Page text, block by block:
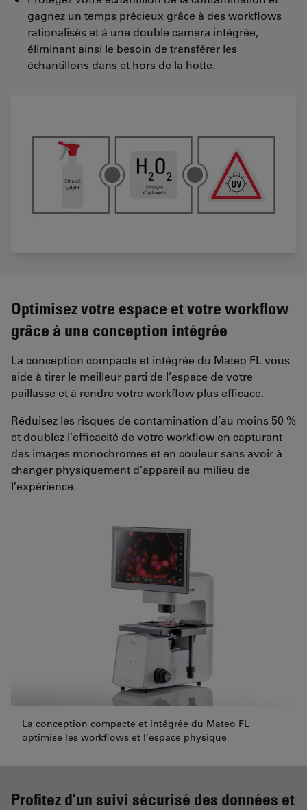
gagnez un temps précieux grâce à des workflows
rationalisés et à une double caméra intégrée,
éliminant ainsi le besoin de transférer les
échantillons dans et hors de la hotte.
Optimisez votre espace et votre workflow
grâce à une conception intégrée
La conception compacte et intégrée du Mateo FL vous
aide à tirer le meilleur parti de l’espace de votre
paillasse et à rendre votre workflow plus efficace.
Réduisez les risques de contamination d’au moins 50 %
et doublez l’efficacité de votre workflow en capturant
des images monochromes et en couleur sans avoir à
changer physiquement d’appareil au milieu de
l’expérience.
La conception compacte et intégrée du Mateo FL
optimise les workflows et l’espace physique
Profitez d’un suivi sécurisé des données et